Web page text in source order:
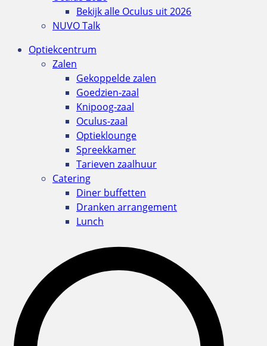
Bekijk alle Oculus uit 2026
NUVO Talk
Optiekcentrum
Zalen
Gekoppelde zalen
Goedzien-zaal
Knipoog-zaal
Oculus-zaal
Optieklounge
Spreekkamer
Tarieven zaalhuur
Catering
Diner buffetten
Dranken arrangement
Lunch